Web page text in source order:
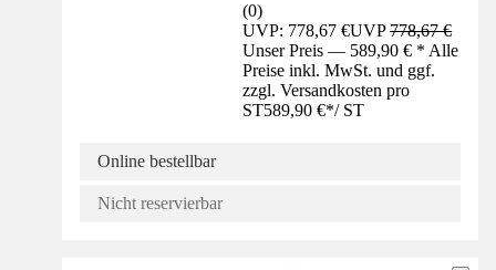
(0)
UVP: 778,67 €UVP778,67 €
Unser Preis — 589,90 € * Alle
Preise inkl. MwSt. und ggf.
zzgl. Versandkosten pro
ST589,90 €*/ ST
Online bestellbar
Nicht reservierbar